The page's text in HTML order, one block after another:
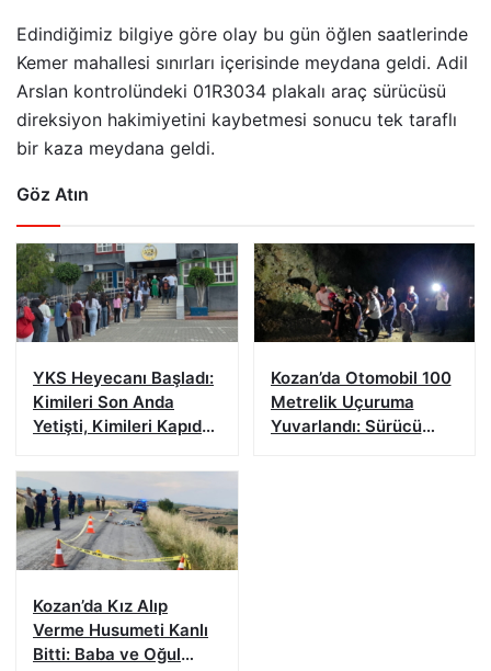
Edindiğimiz bilgiye göre olay bu gün öğlen saatlerinde
Kemer mahallesi sınırları içerisinde meydana geldi. Adil
Arslan kontrolündeki 01R3034 plakalı araç sürücüsü
direksiyon hakimiyetini kaybetmesi sonucu tek taraflı
bir kaza meydana geldi.
Göz Atın
YKS Heyecanı Başladı:
Kimileri Son Anda
Yetişti, Kimileri Kapıda
Kozan’da Otomobil 100
Metrelik Uçuruma
Yuvarlandı: Sürücü
Kozan’da Kız Alıp
Verme Husumeti Kanlı
Bitti: Baba ve Oğul